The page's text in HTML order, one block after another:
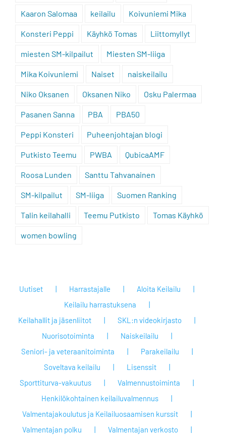
Kaaron Salomaa keilailu Koivuniemi Mika
Konsteri Peppi Käyhkö Tomas Liittomyllyt
miesten SM-kilpailut Miesten SM-liiga
Mika Koivuniemi Naiset naiskeilailu
Niko Oksanen Oksanen Niko Osku Palermaa
Pasanen Sanna PBA PBA50
Peppi Konsteri Puheenjohtajan blogi
Putkisto Teemu PWBA QubicaAMF
Roosa Lunden Santtu Tahvanainen
SM-kilpailut SM-liiga Suomen Ranking
Talin keilahalli Teemu Putkisto Tomas Käyhkö
women bowling
Uutiset Harrastajalle
Aloita Keilailu
Keilailu harrastuksena
Keilahallit ja jäsenliitot
SKL:n videokirjasto
Nuorisotoiminta
Naiskeilailu
Seniori- ja veteraanitoiminta
Parakeilailu
Soveltava keilailu
Lisenssit
Sporttiturva-vakuutus
Valmennustoiminta
Henkilökohtainen keilailuvalmennus
Valmentajakoulutus ja Keilailuosaamisen kurssit
Valmentajan polku
Valmentajan verkosto